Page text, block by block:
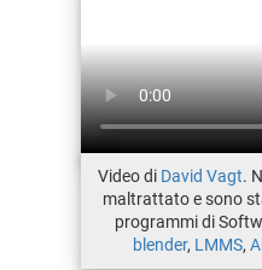
Video di David Vagt.
maltrattato e sono
programmi di
blender, LMMS,